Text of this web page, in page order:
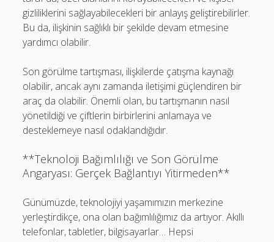
gizliliklerini sağlayabilecekleri bir anlayış geliştirebilirler.
Bu da, ilişkinin sağlıklı bir şekilde devam etmesine
yardımcı olabilir.
Son görülme tartışması, ilişkilerde çatışma kaynağı
olabilir, ancak aynı zamanda iletişimi güçlendiren bir
araç da olabilir. Önemli olan, bu tartışmanın nasıl
yönetildiği ve çiftlerin birbirlerini anlamaya ve
desteklemeye nasıl odaklandığıdır.
**Teknoloji Bağımlılığı ve Son Görülme
Angaryası: Gerçek Bağlantıyı Yitirmeden**
Günümüzde, teknolojiyi yaşamımızın merkezine
yerleştirdikçe, ona olan bağımlılığımız da artıyor. Akıllı
telefonlar, tabletler, bilgisayarlar… Hepsi